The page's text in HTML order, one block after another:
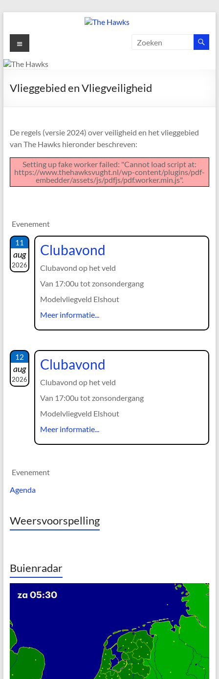
de
inhoud
The
Hawks
gezelligste
Menu
Vlieggebied en Vliegveiligheid
De regels (versie 2024) over veiligheid en het vlieggebied
van The Hawks hieronder beschreven:
Setting up fake worker failed: "Cannot load script at:
https://www.thehawksvught.nl/wp-content/plugins/pdf-
embedder/assets/js/pdfjs/pdf.worker.min.js".
Evenement
11
aug
2026
Clubavond
Clubavond op het veld
Van 17:00u tot zonsondergang
Modelvliegveld Elshout
Meer informatie...
12
aug
2026
Clubavond
Clubavond op het veld
Van 17:00u tot zonsondergang
Modelvliegveld Elshout
Meer informatie...
Evenement
Agenda
Weersvoorspelling
Buienradar